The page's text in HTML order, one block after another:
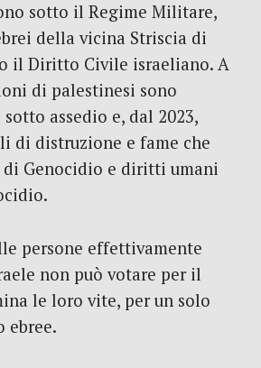
sotto il Regime Militare,
della vicina Striscia di
il Diritto Civile israeliano. A
di palestinesi sono
assedio e, dal 2023,
di distruzione e fame che
di Genocidio e diritti umani
persone effettivamente
non può votare per il
le loro vite, per un solo
ebree.